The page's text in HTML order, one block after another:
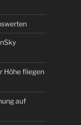
Höhe fliegen
auf